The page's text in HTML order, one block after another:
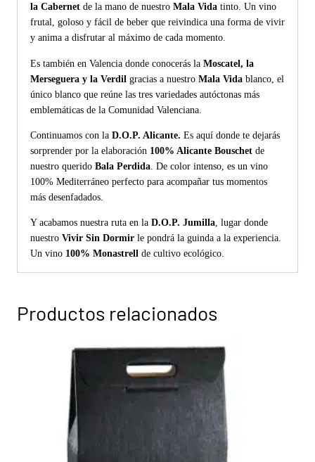
la Cabernet de la mano de nuestro Mala Vida tinto. Un vino
frutal, goloso y fácil de beber que reivindica una forma de vivir
y anima a disfrutar al máximo de cada momento.
Es también en Valencia donde conocerás la Moscatel, la
Merseguera y la Verdil gracias a nuestro Mala Vida blanco, el
único blanco que reúne las tres variedades autóctonas más
emblemáticas de la Comunidad Valenciana.
Continuamos con la D.O.P. Alicante. Es aquí donde te dejarás
sorprender por la elaboración 100% Alicante Bouschet de
nuestro querido Bala Perdida . De color intenso, es un vino
100% Mediterráneo perfecto para acompañar tus momentos
más desenfadados.
Y acabamos nuestra ruta en la D.O.P. Jumilla, lugar donde
nuestro Vivir Sin Dormir le pondrá la guinda a la experiencia.
Un vino 100% Monastrell de cultivo ecológico.
Productos relacionados